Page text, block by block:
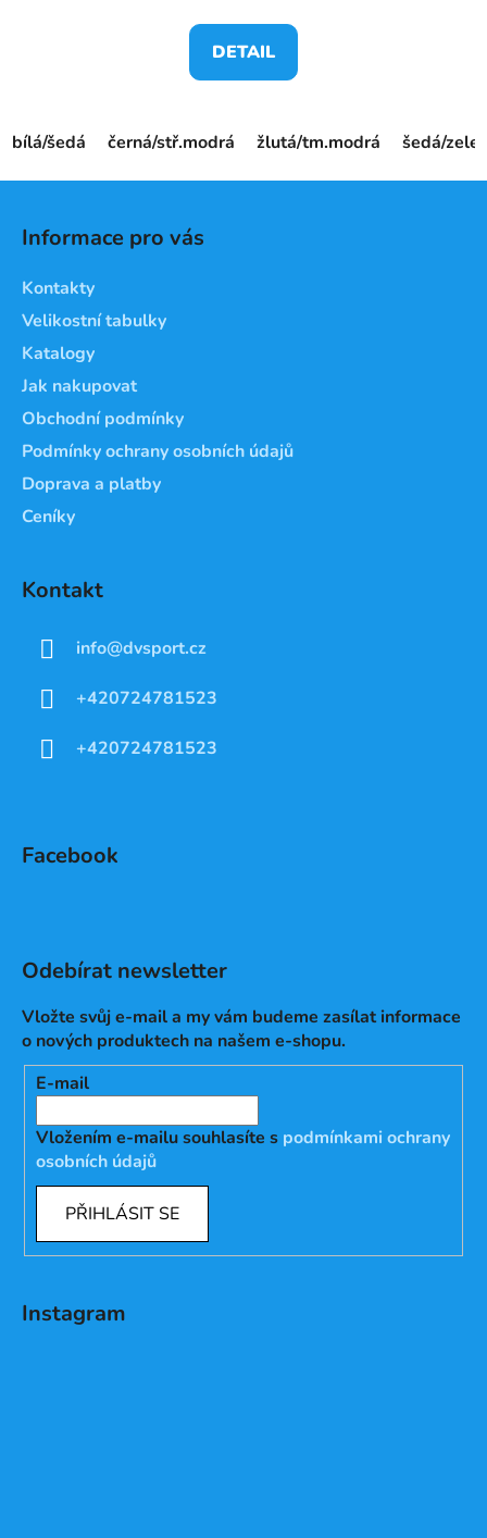
DETAIL
bílá/šedá černá/stř.modrá žlutá/tm.modrá šedá/
Informace pro vás
Kontakty
Velikostní tabulky
Katalogy
Jak nakupovat
Obchodní podmínky
Podmínky ochrany osobních údajů
Doprava a platby
Ceníky
Kontakt
info@dvsport.cz
+420724781523
+420724781523
Facebook
Odebírat newsletter
Vložte svůj e-mail a my vám budeme zasílat informace
o nových produktech na našem e-shopu.
E-mail
Vložením e-mailu souhlasíte s podmínkami ochrany
osobních údajů
PŘIHLÁSIT SE
Instagram